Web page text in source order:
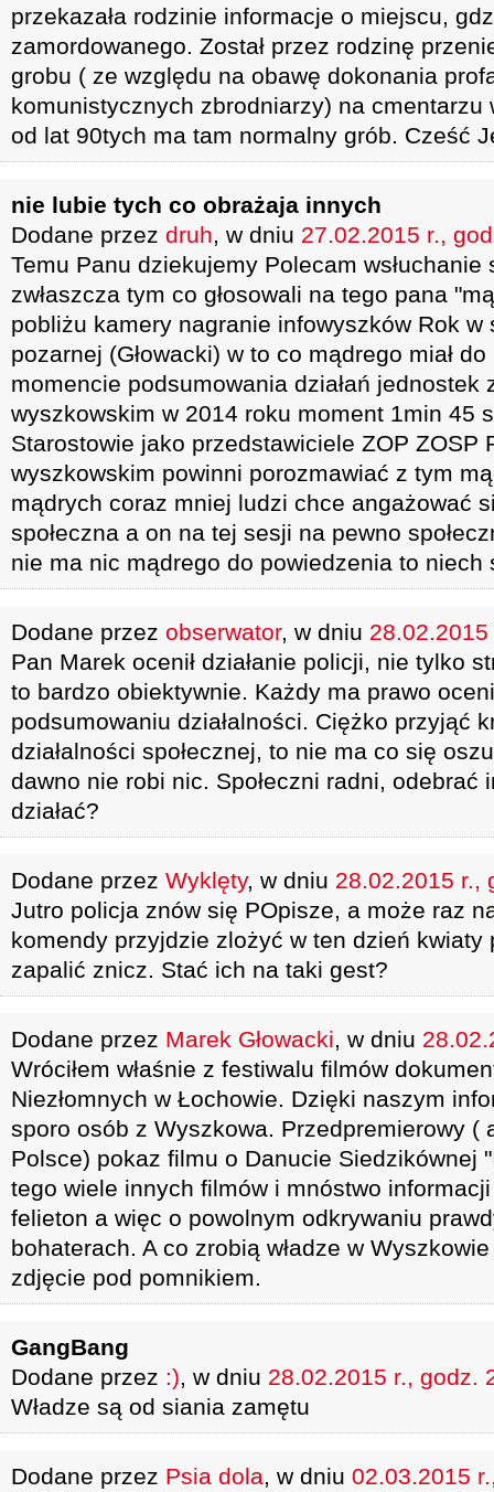
przekazała rodzinie informacje o miejscu,
zamordowanego. Został przez rodzinę
grobu ( ze względu na obawę dokonania
komunistycznych zbrodniarzy) na cmentarzu
od lat 90tych ma tam normalny grób. Cześć
nie lubie tych co obrażaja innych
Dodane przez druh, w dniu 27.02.2015 r.,
Temu Panu dziekujemy Polecam
zwłaszcza tym co głosowali na tego pana
pobliżu kamery nagranie infowyszków Rok w
pozarnej (Głowacki) w to co mądrego miał
momencie podsumowania działań jednostek
wyszkowskim w 2014 roku moment 1min 45
Starostowie jako przedstawiciele ZOP ZOSP
wyszkowskim powinni porozmawiać z tym
mądrych coraz mniej ludzi chce angażować
społeczna a on na tej sesji na pewno
nie ma nic mądrego do powiedzenia to niech
Dodane przez obserwator, w dniu
Pan Marek ocenił działanie policji, nie tylko
to bardzo obiektywnie. Każdy ma prawo
podsumowaniu działalności. Ciężko przyjąć
działalności społecznej, to nie ma co się
dawno nie robi nic. Społeczni radni, odebrać
działać?
Dodane przez Wyklęty, w dniu 28.02.2015 r.,
Jutro policja znów się POpisze, a może raz
komendy przyjdzie zlożyć w ten dzień kwiaty
zapalić znicz. Stać ich na taki gest?
Dodane przez Marek Głowacki, w dniu
Wróciłem właśnie z festiwalu filmów
Niezłomnych w Łochowie. Dzięki naszym
sporo osób z Wyszkowa. Przedpremierowy (
Polsce) pokaz filmu o Danucie Siedzikównej
tego wiele innych filmów i mnóstwo
felieton a więc o powolnym odkrywaniu
bohaterach. A co zrobią władze w
zdjęcie pod pomnikiem.
GangBang
Dodane przez :), w dniu 28.02.2015 r., godz.
Władze są od siania zamętu
Dodane przez Psia dola, w dniu 02.03.2015